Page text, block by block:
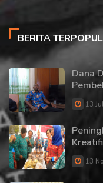
BERITA
Dana
13
13